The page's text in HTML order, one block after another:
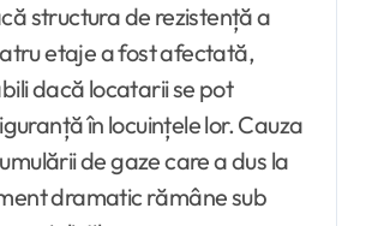
structura de rezistență a
etaje a fost afectată,
dacă locatarii se pot
în locuințele lor. Cauza
de gaze care a dus la
dramatic rămâne sub